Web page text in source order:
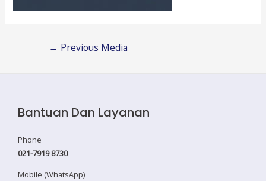
← Previous Media
Bantuan Dan Layanan
Phone
021-7919 8730
Mobile (WhatsApp)